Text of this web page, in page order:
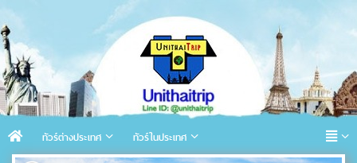
ทัวร์ต่างประเทศ ทัวร์ในประเทศ